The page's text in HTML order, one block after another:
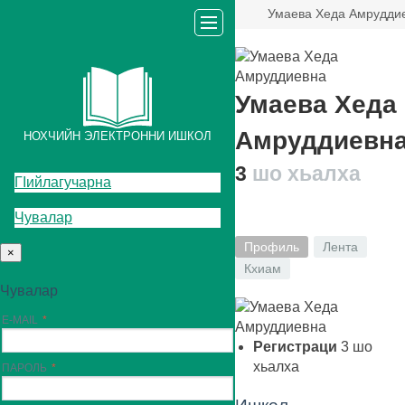
Умаева Хеда
НОХЧИЙН ЭЛЕКТРОННИ ИШКОЛ
ГIийлагучарна
Чувалар
×
Чувалар
E-MAIL
ПАРОЛЬ
Умаева Хеда
3 шо хьалха
Профиль
Лента
Кхиам
Регистраци 3 шо
хьалха